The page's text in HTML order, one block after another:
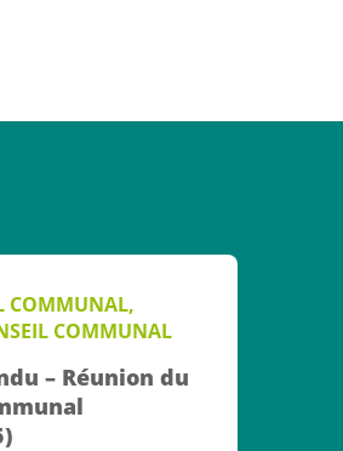
COMMUNAL,
COMMUNAL
– Réunion du